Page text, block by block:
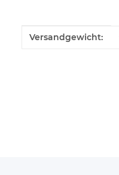
Produkteigenschaft
Wert
Versandgewicht: